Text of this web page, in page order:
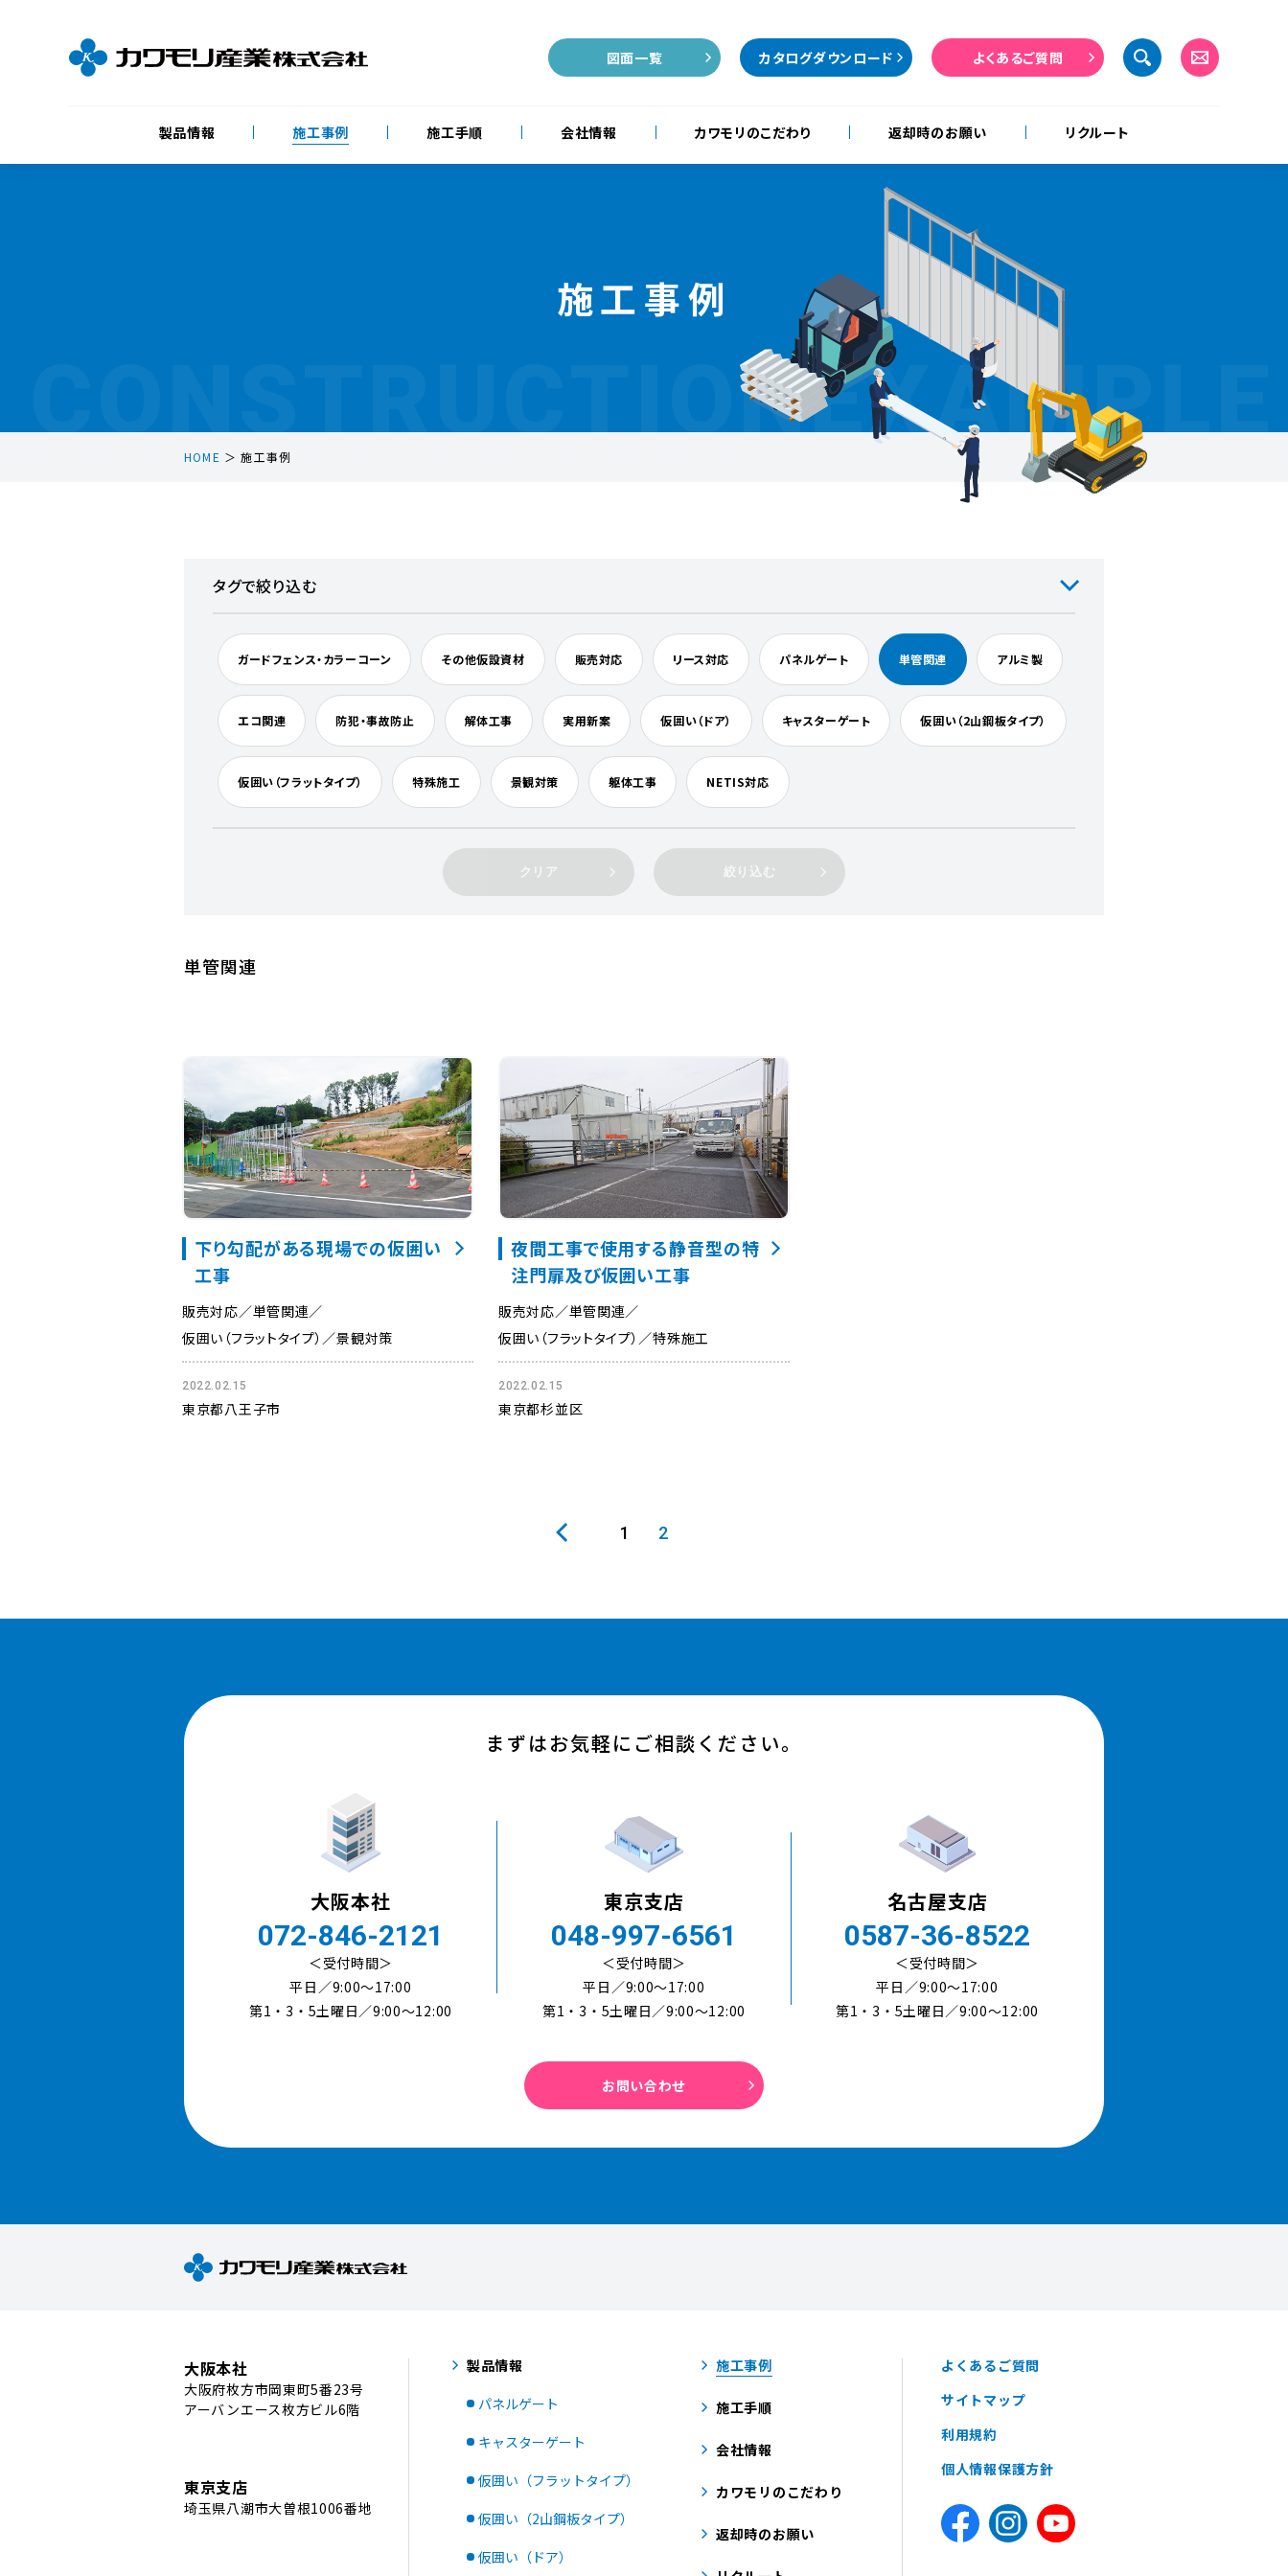
図面一覧 カタログダウンロード よくあるご質問
製品情報 施工事例 施工手順 会社情報 カワモリのこだわり 返却時のお願い リクルート
施工事例
CONSTRUCTIONEXAMPLE
HOME ＞ 施工事例
タグで絞り込む
ガードフェンス・カラーコーン その他仮設資材 販売対応 リース対応 パネルゲート 単管関連 アルミ製
エコ関連 防犯・事故防止 解体工事 実用新案 仮囲い（ドア） キャスターゲート 仮囲い（2山鋼板タイプ）
仮囲い（フラットタイプ） 特殊施工 景観対策 躯体工事 NETIS対応
クリア 絞り込む
単管関連
下り勾配がある現場での仮囲い
工事
販売対応
単管関連
仮囲い（フラットタイプ）
景観対策
2022.02.15
東京都八王子市
夜間工事で使用する静音型の特
注門扉及び仮囲い工事
販売対応
単管関連
仮囲い（フラットタイプ）
特殊施工
2022.02.15
東京都杉並区
1 2
まずはお気軽にご相談ください。
大阪本社
072-846-2121
＜受付時間＞
平日／9:00〜17:00
第1・3・5土曜日／9:00～12:00
東京支店
048-997-6561
＜受付時間＞
平日／9:00〜17:00
第1・3・5土曜日／9:00～12:00
名古屋支店
0587-36-8522
＜受付時間＞
平日／9:00〜17:00
第1・3・5土曜日／9:00～12:00
お問い合わせ
大阪本社
大阪府枚方市岡東町5番23号
アーバンエース枚方ビル6階
東京支店
埼玉県八潮市大曽根1006番地
製品情報
パネルゲート
キャスターゲート
仮囲い（フラットタイプ）
仮囲い（2山鋼板タイプ）
仮囲い（ドア）
施工事例
施工手順
会社情報
カワモリのこだわり
返却時のお願い
よくあるご質問
サイトマップ
利用規約
個人情報保護方針